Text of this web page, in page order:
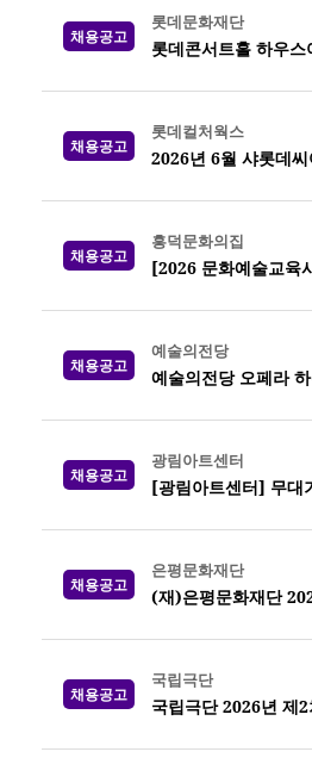
채용공고
롯데문화재단
롯데콘서트홀 하우
채용공고
롯데컬처웍스
2026년 6월 샤롯데
채용공고
흥덕문화의집
[2026 문화예술교육
채용공고
예술의전당
예술의전당 오페라
채용공고
광림아트센터
[광림아트센터] 무대
채용공고
은평문화재단
(재)은평문화재단
채용공고
국립극단
국립극단 2026년 제